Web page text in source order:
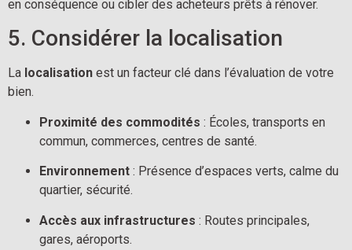
en conséquence ou cibler des acheteurs prêts à rénover.
5. Considérer la localisation
La localisation est un facteur clé dans l’évaluation de votre
bien.
Proximité des commodités : Écoles, transports en
commun, commerces, centres de santé.
Environnement : Présence d’espaces verts, calme du
quartier, sécurité.
Accès aux infrastructures : Routes principales,
gares, aéroports.